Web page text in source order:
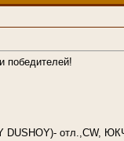
победителей!
DUSHOY)- отл.,CW,